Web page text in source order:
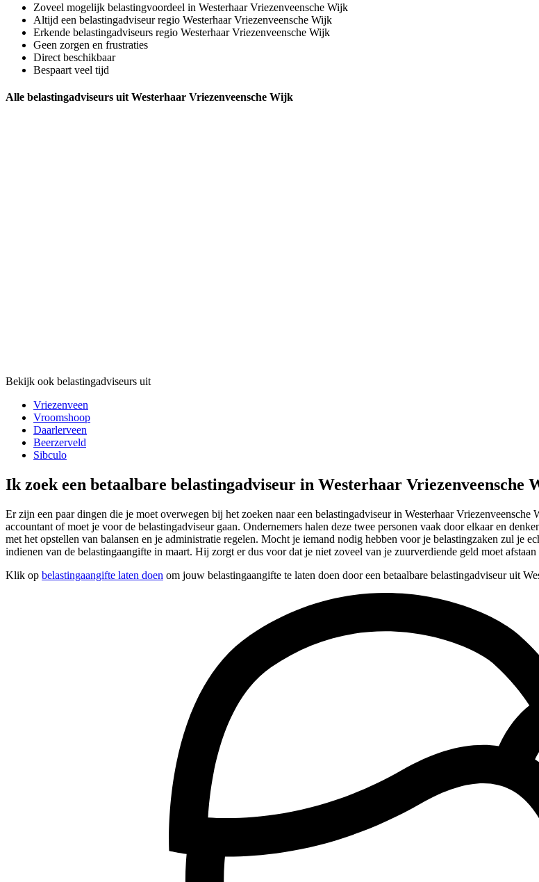
Zoveel mogelijk belastingvoordeel in Westerhaar Vriezenveensche Wijk
Altijd een belastingadviseur regio Westerhaar Vriezenveensche Wijk
Erkende belastingadviseurs regio Westerhaar Vriezenveensche Wijk
Geen zorgen en frustraties
Direct beschikbaar
Bespaart veel tijd
Alle belastingadviseurs uit Westerhaar Vriezenveensche Wijk
Bekijk ook belastingadviseurs uit
Vriezenveen
Vroomshoop
Daarlerveen
Beerzerveld
Sibculo
Ik zoek een betaalbare belastingadviseur in Westerhaar Vriezenveensche
Er zijn een paar dingen die je moet overwegen bij het zoeken naar een belastingadviseur in Westerhaar
accountant of moet je voor de belastingadviseur gaan. Ondernemers halen deze twee personen vaak door elkaar en
met het opstellen van balansen en je administratie regelen. Mocht je iemand nodig hebben voor je belastingzaken zul je
indienen van de belastingaangifte in maart. Hij zorgt er dus voor dat je niet zoveel van je zuurverdiende geld moet
Klik op belastingaangifte laten doen om jouw belastingaangifte te laten doen door een betaalbare belastingadviseur uit